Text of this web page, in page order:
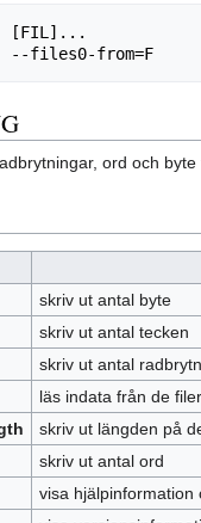
[FIL]...
ord och byte
skriv ut antal byte
skriv ut antal tecken
skriv ut antal
läs indata från de
skriv ut längden på
skriv ut antal ord
visa hjälpinformation